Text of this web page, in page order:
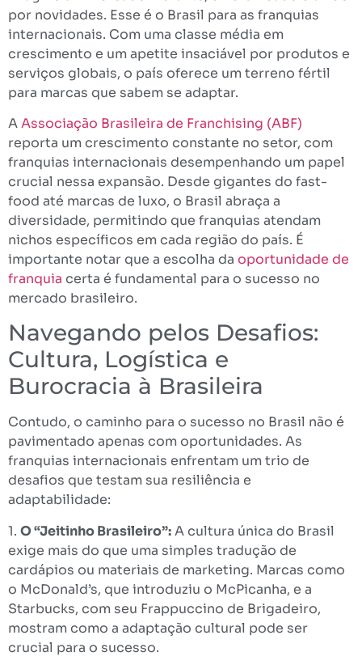
por novidades. Esse é o Brasil para as franquias
internacionais. Com uma classe média em
crescimento e um apetite insaciável por produtos e
serviços globais, o país oferece um terreno fértil
para marcas que sabem se adaptar.
AAssociação Brasileira de Franchising (ABF)
reporta um crescimento constante no setor, com
franquias internacionais desempenhando um papel
crucial nessa expansão. Desde gigantes do fast-
food até marcas de luxo, o Brasil abraça a
diversidade, permitindo que franquias atendam
nichos específicos em cada região do país. É
importante notar que a escolha da oportunidade de
franquia certa é fundamental para o sucesso no
mercado brasileiro.
Navegando pelos Desafios:
Cultura, Logística e
Burocracia à Brasileira
Contudo, o caminho para o sucesso no Brasil não é
pavimentado apenas com oportunidades. As
franquias internacionais enfrentam um trio de
desafios que testam sua resiliência e
adaptabilidade:
1. O “Jeitinho Brasileiro”:A cultura única do Brasil
exige mais do que uma simples tradução de
cardápios ou materiais de marketing. Marcas como
o McDonald’s, que introduziu o McPicanha, e a
Starbucks, com seu Frappuccino de Brigadeiro,
mostram como a adaptação cultural pode ser
crucial para o sucesso.